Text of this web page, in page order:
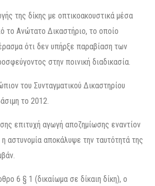
της δίκης με οπτικοακουστικά μέσα
το Ανώτατο Δικαστήριο, το οποίο
ότι δεν υπήρξε παραβίαση των
στην ποινική διαδικασία.
του Συνταγματικού Δικαστηρίου
το 2012.
επιτυχή αγωγή αποζημίωσης εναντίον
αστυνομία αποκάλυψε την ταυτότητά της
6 § 1 (δικαίωμα σε δίκαιη δίκη), ο